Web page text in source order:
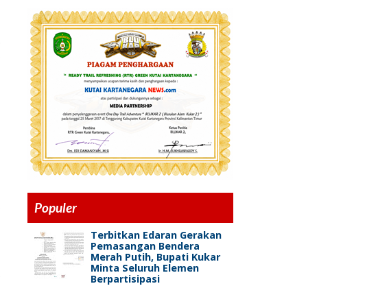
Populer
Terbitkan Edaran Gerakan
Pemasangan Bendera
Merah Putih, Bupati Kukar
Minta Seluruh Elemen
Berpartisipasi